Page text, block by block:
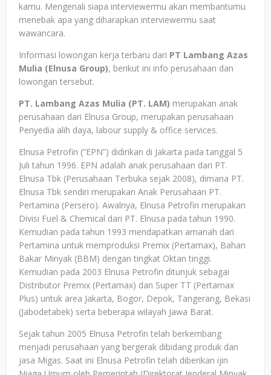
kamu. Mengenali siapa interviewermu akan membantumu
menebak apa yang diharapkan interviewermu saat
wawancara.
Informasi lowongan kerja terbaru dari PT Lambang Azas
Mulia (Elnusa Group), berikut ini info perusahaan dan
lowongan tersebut.
PT. Lambang Azas Mulia (PT. LAM) merupakan anak
perusahaan dari Elnusa Group, merupakan perusahaan
Penyedia alih daya, labour supply & office services.
Elnusa Petrofin (“EPN”) didirikan di Jakarta pada tanggal 5
Juli tahun 1996. EPN adalah anak perusahaan dari PT.
Elnusa Tbk (Perusahaan Terbuka sejak 2008), dimana PT.
Elnusa Tbk sendiri merupakan Anak Perusahaan PT.
Pertamina (Persero). Awalnya, Elnusa Petrofin merupakan
Divisi Fuel & Chemical dari PT. Elnusa pada tahun 1990.
Kemudian pada tahun 1993 mendapatkan amanah dari
Pertamina untuk memproduksi Premix (Pertamax), Bahan
Bakar Minyak (BBM) dengan tingkat Oktan tinggi.
Kemudian pada 2003 Elnusa Petrofin ditunjuk sebagai
Distributor Premix (Pertamax) dan Super TT (Pertamax
Plus) untuk area Jakarta, Bogor, Depok, Tangerang, Bekasi
(Jabodetabek) serta beberapa wilayah Jawa Barat.
Sejak tahun 2005 Elnusa Petrofin telah berkembang
menjadi perusahaan yang bergerak dibidang produk dan
jasa Migas. Saat ini Elnusa Petrofin telah diberikan ijin